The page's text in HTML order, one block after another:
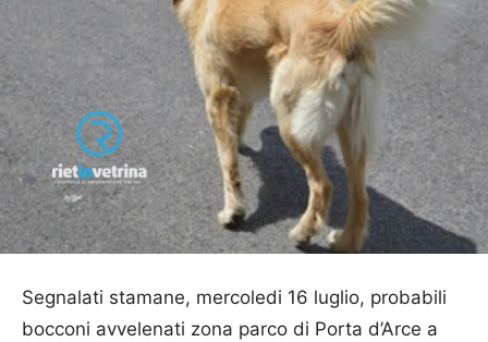
Segnalati stamane, mercoledi 16 luglio, probabili
bocconi avvelenati zona parco di Porta d’Arce a